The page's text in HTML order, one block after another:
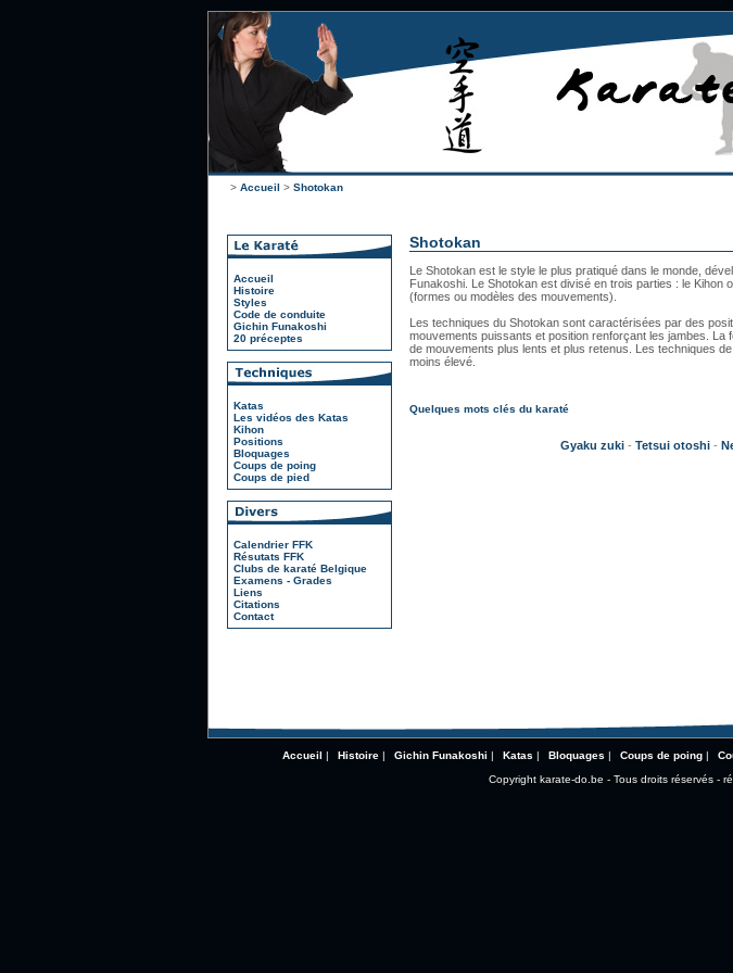
> Accueil > Shotokan
Accueil
Histoire
Styles
Code de conduite
Gichin Funakoshi
20 préceptes
Katas
Les vidéos des Katas
Kihon
Positions
Bloquages
Coups de poing
Coups de pied
Calendrier FFK
Résutats FFK
Clubs de karaté Belgique
Examens - Grades
Liens
Citations
Contact
Shotokan
Le Shotokan est le style le plus pratiqué dans le monde,
Funakoshi. Le Shotokan est divisé en trois parties : le Kihon
(formes ou modèles des mouvements).
Les techniques du Shotokan sont caractérisées par des
mouvements puissants et position renforçant les jambes.
de mouvements plus lents et plus retenus. Les techniques
moins élevé.
Quelques mots clés du karaté
Gyaku zuki- Tetsui otoshi-
Accueil | Histoire| Gichin Funakoshi | Katas | Bloquages | Coups de poing|
Copyright karate-do.be - Tous droits réservés -